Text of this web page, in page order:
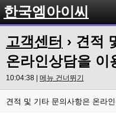
한국엠아이씨
고객센터 › 견적
온라인상담을 이
10:04:38 | 메뉴 건너뛰기
견적 및 기타 문의사항은 온라